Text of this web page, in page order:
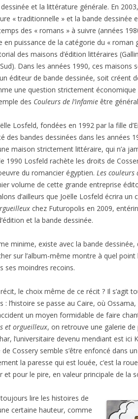
et la littérature générale. En
« traditionnelle » et la bande dessinée
des « romans » à suivre (années
en puissance de la catégorie du « roman
des maisons d’édition littéraires
Dans les années 1990, ces
éditeur de bande dessinée, soit créent
une question strictement
des Couleurs de l’infamie être
Losfeld, fondées en 1992 par la fille
des bandes dessinées dans les années
maison strictement littéraire, qui n’a
1990 Losfeld rachète les droits de
du romancier égyptien. Les couleurs
volume de cette grande entreprise
d’ailleurs que Joëlle Losfeld écrira
chez Futuropolis en 2009,
et la bande dessinée.
minime, existe avec la bande
sur l’album-même montre à quel
ses moindres recoins.
récit, le choix même de ce récit ? Il s’agit
: l’histoire se passe au Caire, où
un moyen formidable de faire
et orgueilleux, on retrouve une galerie
l’universitaire devenu mendiant est ici
Cossery semble s’être enfoncé dans
la paresse qui est louée, c’est la
et pour le pire, en valeur principale de la
lire les histoires de
certaine hauteur, comme